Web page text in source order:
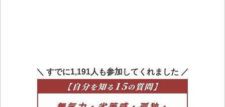
＼ すでに1,191人も参加してくれました ／